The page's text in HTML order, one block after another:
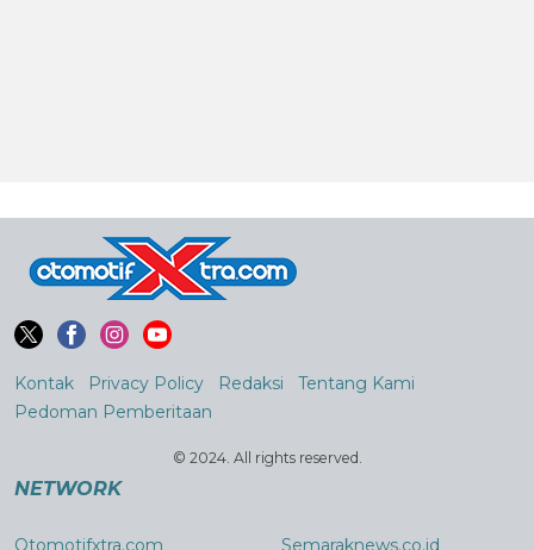
Kontak Privacy Policy Redaksi
Tentang Kami
Pedoman Pemberitaan
© 2024. All rights reserved.
NETWORK
Otomotifxtra.com Semaraknews.co.id